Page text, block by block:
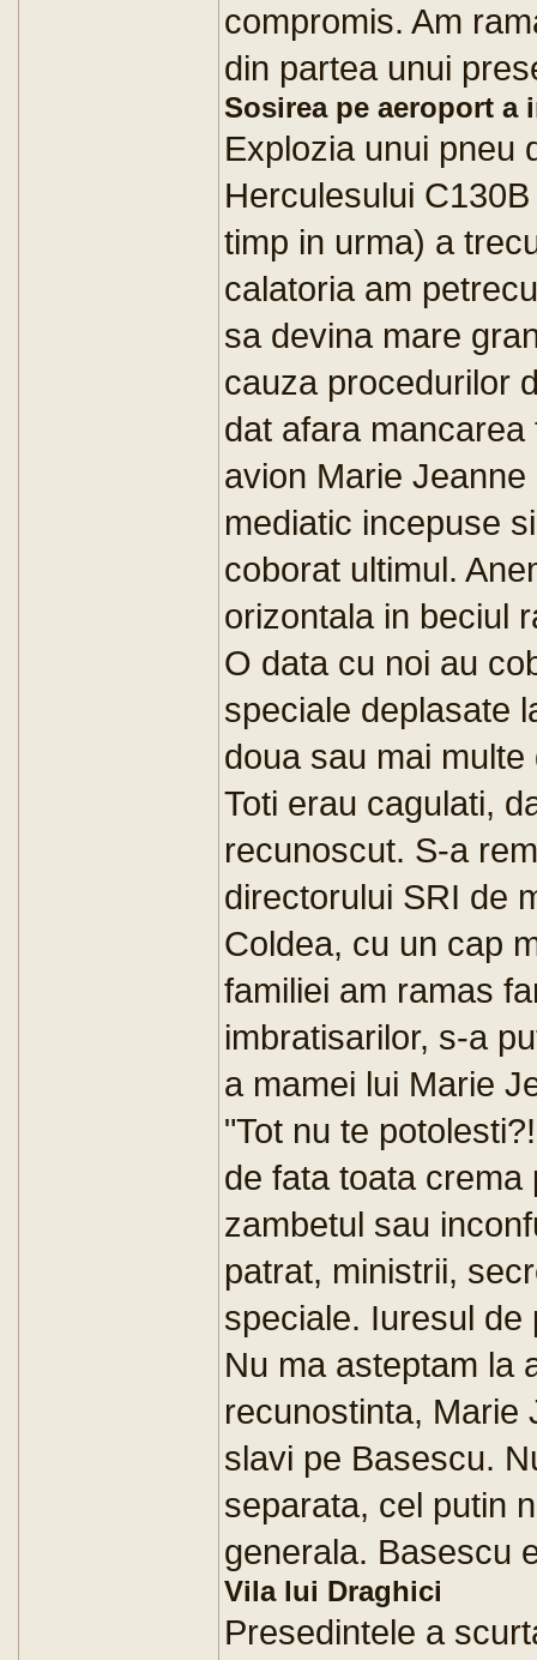
compromis. Am
din partea unui
Sosirea pe aeroport a
Explozia unui pneu
Herculesului
timp in urma) a
calatoria am
sa devina mare
cauza procedurilor
dat afara
avion Marie
mediatic incepuse
coborat ultimul.
orizontala in beciul
O data cu noi au
speciale deplasate
doua sau mai
Toti erau cagulati,
recunoscut. S-a
directorului SRI de
Coldea, cu un cap
familiei am ramas
imbratisarilor, s-a
a mamei lui Marie
"Tot nu te
de fata toata
zambetul sau
patrat, ministrii,
speciale. Iuresul
Nu ma asteptam la
recunostinta, Marie
slavi pe Basescu.
separata, cel putin
generala. Basescu
Vila lui Draghici
Presedintele a